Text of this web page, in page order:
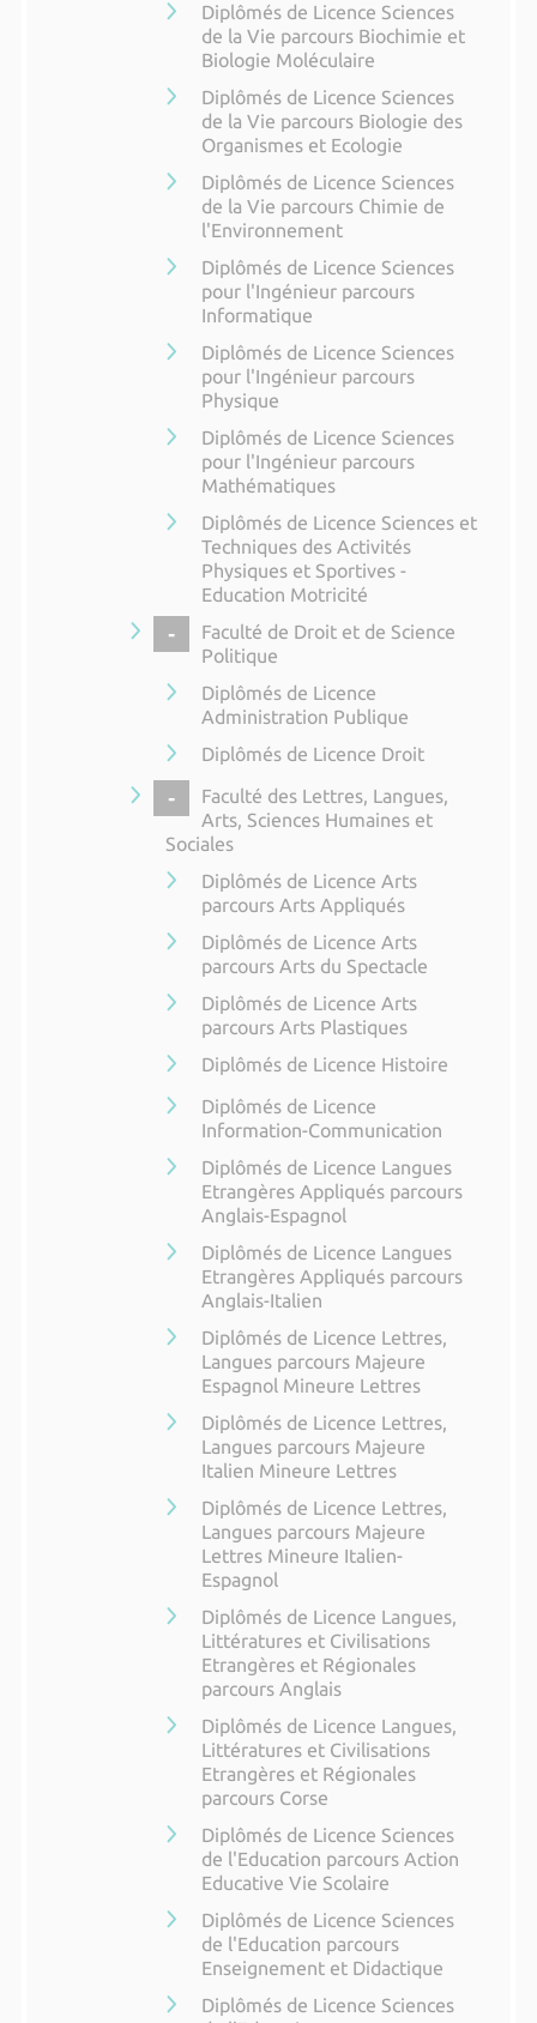
Diplômés de Licence Sciences
de la Vie parcours Biochimie et
Biologie Moléculaire
Diplômés de Licence Sciences
de la Vie parcours Biologie des
Organismes et Ecologie
Diplômés de Licence Sciences
de la Vie parcours Chimie de
l'Environnement
Diplômés de Licence Sciences
pour l'Ingénieur parcours
Informatique
Diplômés de Licence Sciences
pour l'Ingénieur parcours
Physique
Diplômés de Licence Sciences
pour l'Ingénieur parcours
Mathématiques
Diplômés de Licence Sciences et
Techniques des Activités
Physiques et Sportives -
Education Motricité
COLLAPSE
Faculté de Droit et de Science
Politique
Diplômés de Licence
Administration Publique
Diplômés de Licence Droit
COLLAPSE
Faculté des Lettres, Langues,
Arts, Sciences Humaines et
Sociales
Diplômés de Licence Arts
parcours Arts Appliqués
Diplômés de Licence Arts
parcours Arts du Spectacle
Diplômés de Licence Arts
parcours Arts Plastiques
Diplômés de Licence Histoire
Diplômés de Licence
Information-Communication
Diplômés de Licence Langues
Etrangères Appliqués parcours
Anglais-Espagnol
Diplômés de Licence Langues
Etrangères Appliqués parcours
Anglais-Italien
Diplômés de Licence Lettres,
Langues parcours Majeure
Espagnol Mineure Lettres
Diplômés de Licence Lettres,
Langues parcours Majeure
Italien Mineure Lettres
Diplômés de Licence Lettres,
Langues parcours Majeure
Lettres Mineure Italien-
Espagnol
Diplômés de Licence Langues,
Littératures et Civilisations
Etrangères et Régionales
parcours Anglais
Diplômés de Licence Langues,
Littératures et Civilisations
Etrangères et Régionales
parcours Corse
Diplômés de Licence Sciences
de l'Education parcours Action
Educative Vie Scolaire
Diplômés de Licence Sciences
de l'Education parcours
Enseignement et Didactique
Diplômés de Licence Sciences